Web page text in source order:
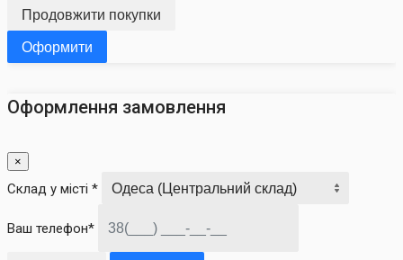
Продовжити покупки
Оформити
Оформлення замовлення
×
Склад у місті *
Ваш телефон*